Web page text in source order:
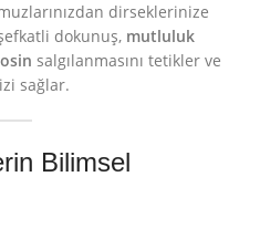
dirseklerinize
dokunuş, mutluluk
salgılanmasını tetikler ve
sağlar.
Bilimsel